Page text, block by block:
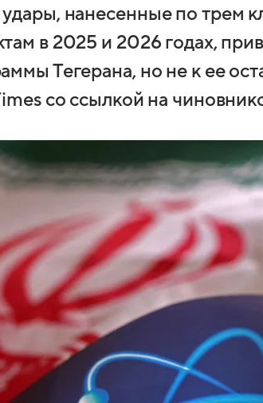
нанесенные по трем
в 2025 и 2026 годах,
Тегерана, но не к ее
со ссылкой на